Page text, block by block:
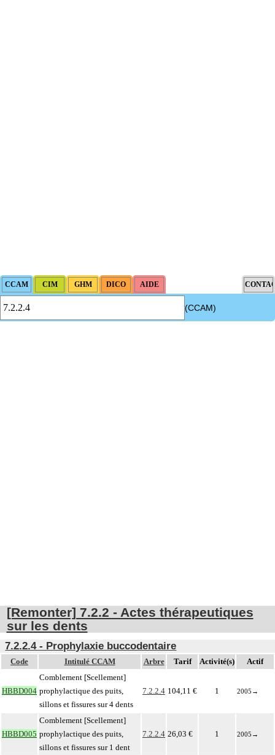
(CCAM)
[Remonter] 7.2.2 - Actes thérapeutiques
sur les dents
7.2.2.4 - Prophylaxie buccodentaire
Code Intitulé CCAM Arbre Tarif Activité(s) Actif
HBBD004
Comblement [Scellement]
prophylactique des puits,
sillons et fissures sur 4 dents
7.2.2.4 104,11 € 1 2005 →
HBBD005
Comblement [Scellement]
prophylactique des puits,
sillons et fissures sur 1 dent
7.2.2.4 26,03 € 1 2005 →